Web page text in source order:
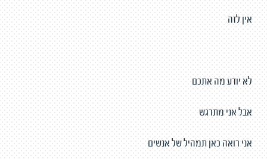
אין לזה
לא יודע מה אתכם
אבל אני מתרגש
אני רואה כאן תמהיל של אנשים